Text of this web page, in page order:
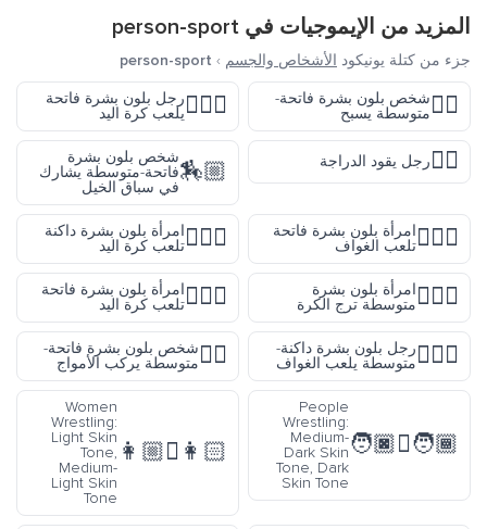
المزيد من الإيموجيات في person-sport
جزء من كتلة يونيكود الأشخاص والجسم ›
person-sport
🏊🏼شخص بلون بشرة فاتحة-
متوسطة يسبح
🤾🏻‍♂️رجل بلون بشرة فاتحة
يلعب كرة اليد
🚴‍♂️رجل يقود الدراجة 🏇🏼
شخص بلون بشرة
فاتحة-متوسطة يشارك
في سباق الخيل
🏌🏻‍♀️امرأة بلون بشرة فاتحة
تلعب الغواف
🤾🏿‍♀️امرأة بلون بشرة داكنة
تلعب كرة اليد
⛹🏽‍♀️امرأة بلون بشرة
متوسطة ترج الكرة
🤾🏻‍♀️امرأة بلون بشرة فاتحة
تلعب كرة اليد
🏌🏾‍♂️رجل بلون بشرة داكنة-
متوسطة يلعب الغواف
🏄🏼شخص بلون بشرة فاتحة-
متوسطة يركب الأمواج
🧑🏾‍🫯‍🧑🏿
People
Wrestling:
Medium-
Dark Skin
Tone, Dark
Skin Tone
👩🏻‍🫯‍👩🏼
Women
Wrestling:
Light Skin
Tone,
Medium-
Light Skin
Tone